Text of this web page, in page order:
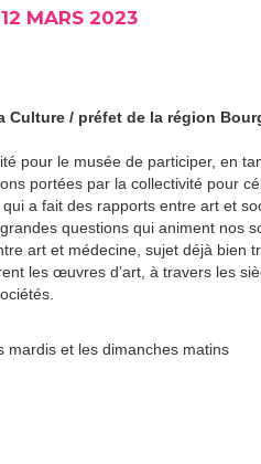
MARS 2023
Culture / préfet de la région
pour le musée de participer, en
portées par la collectivité pour
a fait des rapports entre art et
questions qui animent nos
art et médecine, sujet déjà bien
les œuvres d’art, à travers les
mardis et les dimanches matins